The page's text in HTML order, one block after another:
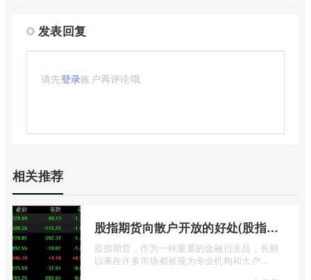
发表回复
请先登录账户再评论哦
相关推荐
股指期货向散户开放的好处(股指期货对利空信息更加敏感吗)
股指期货，作为一种重要的金融衍生品，长期
以来在许多市场都被视为专业机构和大户